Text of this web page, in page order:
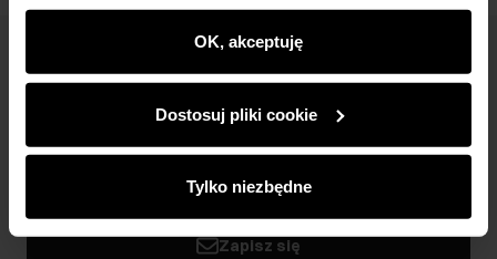
wyświetlać im dopasowane do ich preferencji treści,
rekomendacje oraz komunikaty reklamowe informujące o
najnowszych promocjach w e-sklepie. Informacje o tym,
partnerom społecznościowym, reklamowym i
analitycznym. Partnerzy mogą połączyć te informacje z
podczas korzystania z ich usług.
OK, akceptuję
Dostosuj pliki cookie
Tylko niezbędne
Newsletter
Bądź na bieżąco z nowościami i promocjami!
Zapisz się